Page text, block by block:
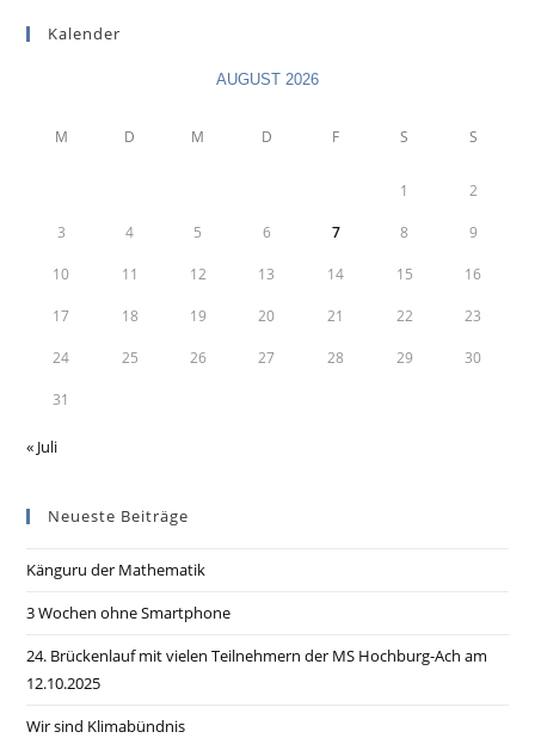
Kalender
AUGUST 2026
M D M D F S S
1 2
3 4 5 6 7 8 9
10 11 12 13 14 15 16
17 18 19 20 21 22 23
24 25 26 27 28 29 30
31
« Juli
Neueste Beiträge
Känguru der Mathematik
3 Wochen ohne Smartphone
24. Brückenlauf mit vielen Teilnehmern der MS Hochburg-Ach am
12.10.2025
Wir sind Klimabündnis